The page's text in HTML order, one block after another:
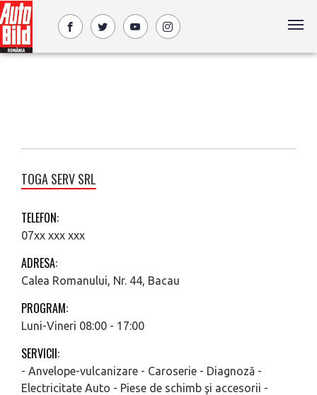
TOGA SERV SRL
TELEFON:
07xx xxx xxx
ADRESA:
Calea Romanului, Nr. 44, Bacau
PROGRAM:
Luni-Vineri 08:00 - 17:00
SERVICII:
- Anvelope-vulcanizare - Caroserie - Diagnoză -
Electricitate Auto - Piese de schimb şi accesorii -